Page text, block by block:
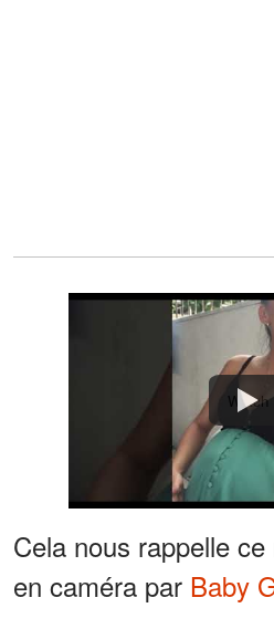
Watch
Cela nous rappelle
en caméra par Baby